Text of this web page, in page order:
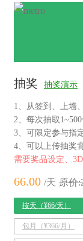
抽奖 抽奖演示
1、从签到、上墙
2、每次抽取
3、可限定参与指
4、可以上传抽奖
需要奖品设定、
66.00 /天 原价
按天（¥66/天）
包月（¥366/月）